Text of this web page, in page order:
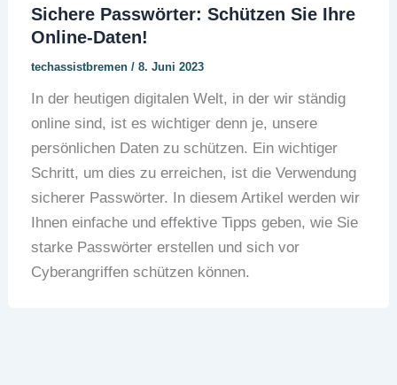
Sichere Passwörter: Schützen Sie Ihre
Online-Daten!
techassistbremen / 8. Juni 2023
In der heutigen digitalen Welt, in der wir ständig
online sind, ist es wichtiger denn je, unsere
persönlichen Daten zu schützen. Ein wichtiger
Schritt, um dies zu erreichen, ist die Verwendung
sicherer Passwörter. In diesem Artikel werden wir
Ihnen einfache und effektive Tipps geben, wie Sie
starke Passwörter erstellen und sich vor
Cyberangriffen schützen können.